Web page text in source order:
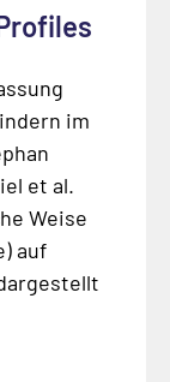
im
et al.
Weise
auf